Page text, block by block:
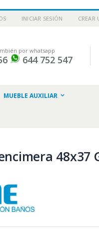
INICIAR SESIÓN CREAR
por whatsapp
644 752 547
MUEBLE AUXILIAR
48x37